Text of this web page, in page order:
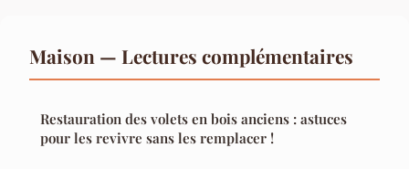
Maison — Lectures complémentaires
Restauration des volets en bois anciens : astuces
pour les revivre sans les remplacer !